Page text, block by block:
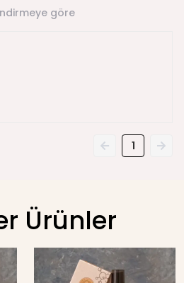
göre
1
Ürünler